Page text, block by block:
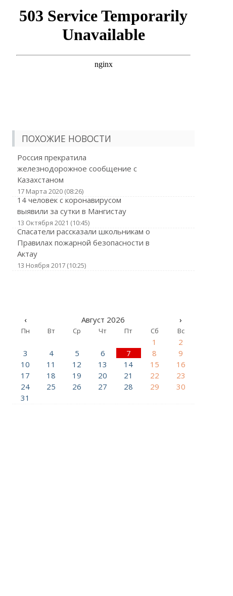
ПОХОЖИЕ НОВОСТИ
Россия прекратила
железнодорожное сообщение с
Казахстаном
17 Марта 2020 (08:26)
14 человек с коронавирусом
выявили за сутки в Мангистау
13 Октября 2021 (10:45)
Спасатели рассказали школьникам о
Правилах пожарной безопасности в
Актау
13 Ноября 2017 (10:25)
‹ Август 2026 ›
Пн Вт Ср Чт Пт Сб Вс
1
2
3
4 5 6 7 8
9
10
11 12 13 14 15
16
17
18 19 20 21 22
23
24
25 26 27 28 29
30
31